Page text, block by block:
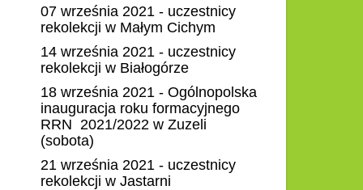
07 września 2021 - uczestnicy
rekolekcji w Małym Cichym
14 września 2021 - uczestnicy
rekolekcji w Białogórze
18 września 2021 - Ogólnopolska
inauguracja roku formacyjnego
RRN 2021/2022 w Zuzeli
(sobota)
21 września 2021 - uczestnicy
rekolekcji w Jastarni